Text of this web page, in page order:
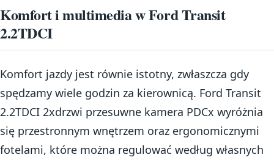
Komfort i multimedia w Ford Transit
2.2TDCI
Komfort jazdy jest równie istotny, zwłaszcza gdy
spędzamy wiele godzin za kierownicą. Ford Transit
2.2TDCI 2xdrzwi przesuwne kamera PDCx wyróżnia
się przestronnym wnętrzem oraz ergonomicznymi
fotelami, które można regulować według własnych